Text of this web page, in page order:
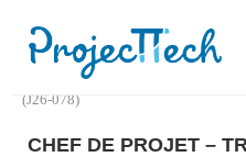
Chef de Projet –
(J26-078)
CHEF DE PROJET –